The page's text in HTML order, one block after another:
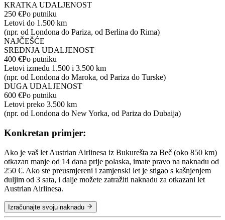
KRATKA UDALJENOST
250 €Po putniku
Letovi do 1.500 km
(npr. od Londona do Pariza, od Berlina do Rima)
NAJČEŠĆE
SREDNJA UDALJENOST
400 €Po putniku
Letovi između 1.500 i 3.500 km
(npr. od Londona do Maroka, od Pariza do Turske)
DUGA UDALJENOST
600 €Po putniku
Letovi preko 3.500 km
(npr. od Londona do New Yorka, od Pariza do Dubaija)
Konkretan primjer:
Ako je vaš let Austrian Airlinesa iz Bukurešta za Beč (oko 850 km)
otkazan manje od 14 dana prije polaska, imate pravo na naknadu od
250 €. Ako ste preusmjereni i zamjenski let je stigao s kašnjenjem
duljim od 3 sata, i dalje možete zatražiti naknadu za otkazani let
Austrian Airlinesa.
Izračunajte svoju naknadu